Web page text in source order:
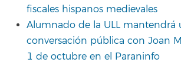
fiscales hispanos medievales
Alumnado de la ULL mantendrá
conversación pública con Joan
1 de octubre en el Paraninfo